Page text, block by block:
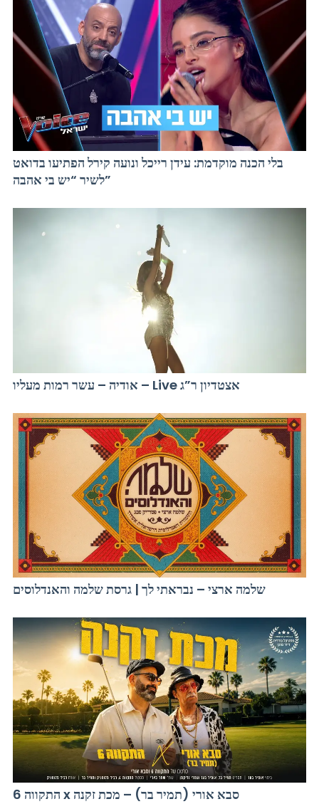
בלי הכנה מוקדמת: עידן רייכל ונועה קירל הפתיעו בדואט
לשיר “יש בי אהבה”
אודיה – עשר רמות מעליו – Live אצטדיון ר”ג
שלמה ארצי – נבראתי לך | גרסת שלמה והאנדלוסים
התקווה 6 x סבא אורי (תמיר בר) – מכת זקנה